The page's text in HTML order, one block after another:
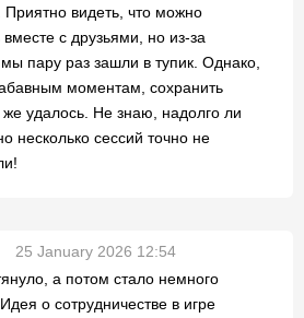
Приятно видеть, что можно
вместе с друзьями, но из-за
пару раз зашли в тупик. Однако,
моментам, сохранить
же удалось. Не знаю, надолго ли
несколько сессий точно не
25 January 2026 12:54
а потом стало немного
о сотрудничестве в игре